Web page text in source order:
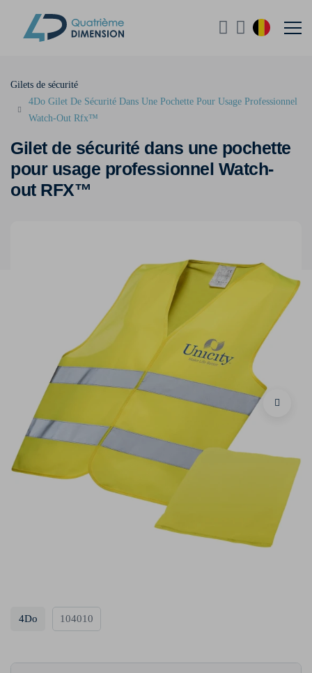
Gilet de sécurité dans une pochette
pour usage professionnel Watch-
out RFX™
Gilets de sécurité
4Do Gilet De Sécurité Dans Une Pochette Pour Usage Professionnel
Watch-Out Rfx™
4Do 104010